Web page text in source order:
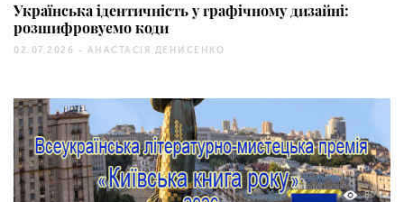
Українська ідентичність у графічному дизайні:
розшифровуємо коди
02.07.2026 - АНАСТАСІЯ ДЕНИСЕНКО
80